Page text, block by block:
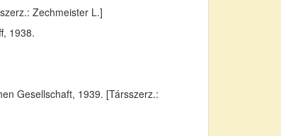
Zechmeister L.]
1938.
Gesellschaft, 1939. [Társszerz.: